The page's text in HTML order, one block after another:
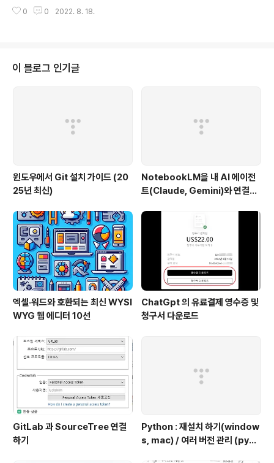
은 초등학생 보다는 말과 대화가 통하는 5세부터 과외를
민권익위원장이던 김영란의 제안으로 만들어진 법률로, 제
조사비 10만원)상당의 금품을 받으면 직무 관련성이 없더
라도 처벌하는 것을 골자로 하고 있습니다. - 위키백과 출
0 0 2022. 8. 18.
이 블로그 인기글
윈도우에서 Git 설치 가이드 (20
25년 최신)
NotebookLM을 내 AI 에이전
트(Claude, Gemini)와 연결하
엑셀·워드와 호환되는 최신 WYSI
WYG 웹 에디터 10선
ChatGpt 의 유료결제 영수증 및
청구서 다운로드
GitLab 과 SourceTree 연결
하기
Python : 재설치 하기(window
s, mac) / 여러 버전 관리 (pyen